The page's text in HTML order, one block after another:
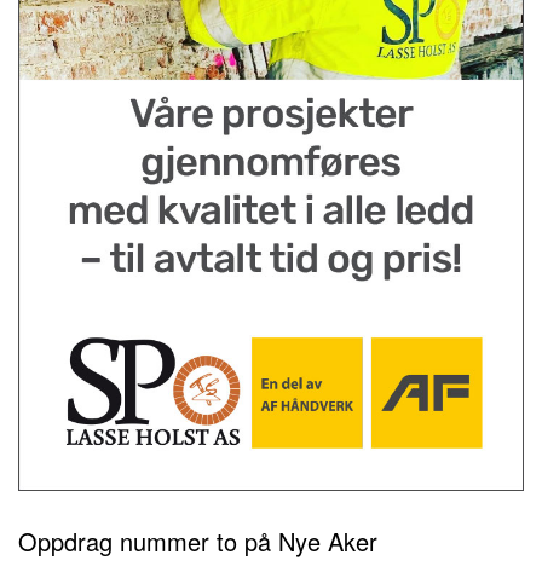
Oppdrag nummer to på Nye Aker